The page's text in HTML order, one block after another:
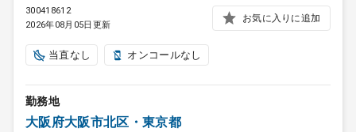
300418612
2026年08月05日更新
お気に入りに追加
当直なし オンコールなし
勤務地
大阪府大阪市北区・東京都